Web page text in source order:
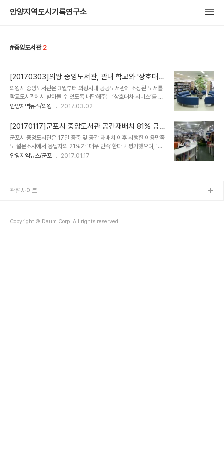
안양지역도시기록연구소
중앙도서관 2
[20170303]의왕 중앙도서관, 관내 학교와 '상호대차
서비스'
의왕시 중앙도서관은 3월부터 의왕시내 공공도서관에 소장된 도서를
학교도서관에서 받아볼 수 있도록 배달해주는 ‘상호대차 서비스’를 실
시한다. 학교도서관 상호대차 서비스는 학생들이 학교에 비치돼 있지
을 하면 중앙도서관에서 학교로 배달해 주고, 학생은 학교도서관에서
대출·반납을 할 수 있도록 하는 서비스다. 이 서비스는 지난해 제2회
의왕시 청소년 정책 제안대회에서 나온 아이디어를 시정에 적극 반영
해 탄생한 것이다. 의왕시 중앙도서관은 지난 2월 관내 초·중·고 25개
학교를 대상으로 학교도서관 상호대차 서비스 참여 학교 신청을 받았
안양지역뉴스/의왕 2017.03.02
[20170117]군포시 중앙도서관 공간재배치 81% 긍
정
군포시 중앙도서관은 17일 증축 및 공간 재배치 이후 시행한 이용만족
도 설문조사에서 응답자의 21%가 ‘매우 만족’한다고 평가했으며, ‘보
통’이라는 평가까지 포함해 총 81%가 긍정적 평가를 했다고 밝혔다.
자들은 시설 증축 및 재배치로 ‘자유롭고 쾌적한 분위기(45%)’, ‘책
본연의 기능을 수행하..
안양지역뉴스/군포 2017.01.17
Copyright © Daum Corp. All rights reserved.
관련사이트